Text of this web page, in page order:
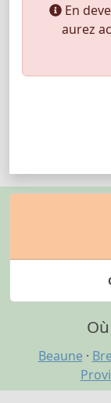
En
aurez
Beaune ·